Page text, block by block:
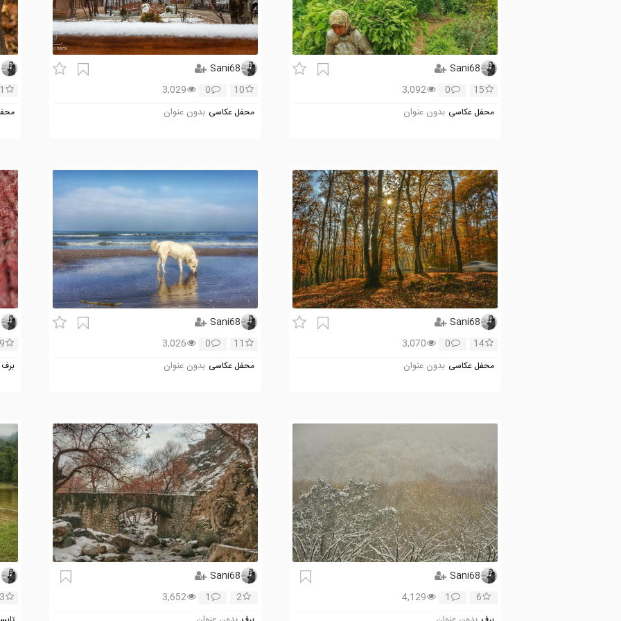
Sani68
15
0
3,092
محفل عکاسی بدون عنوان
Sani68
10
0
3,029
محفل عکاسی بدون عنوان
Sani68
14
0
3,070
محفل عکاسی بدون عنوان
Sani68
11
0
3,026
محفل عکاسی بدون عنوان برف
Sani68
6
1
4,129
Sani68
2
1
3,652